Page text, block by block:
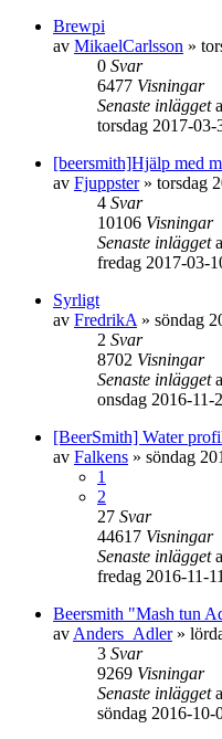
Brewpi
av MikaelCarlsson »
0 Svar
6477 Visningar
Senaste inlägget
torsdag 2017-03-
[beersmith]Hjälp med
av Fjuppster» torsdag
4 Svar
10106 Visningar
Senaste inlägget
fredag 2017-03-
Syrligt
av FredrikA » söndag
2 Svar
8702 Visningar
Senaste inlägget
onsdag 2016-11-
[BeerSmith] Water
av Falkens » söndag
1
2
27 Svar
44617 Visningar
Senaste inlägget
fredag 2016-11-
Beersmith "Mash tun
av Anders_Adler»
3 Svar
9269 Visningar
Senaste inlägget
söndag 2016-10-